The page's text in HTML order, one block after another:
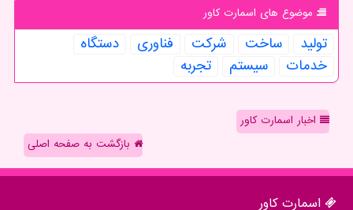
موضوع های اسمارت كاور
تولید ساخت شركت فناوری
دستگاه
خدمات
سیستم تجربه
اخبار اسمارت کاور
بازگشت به صفحه اصلی
اسمارت كاور